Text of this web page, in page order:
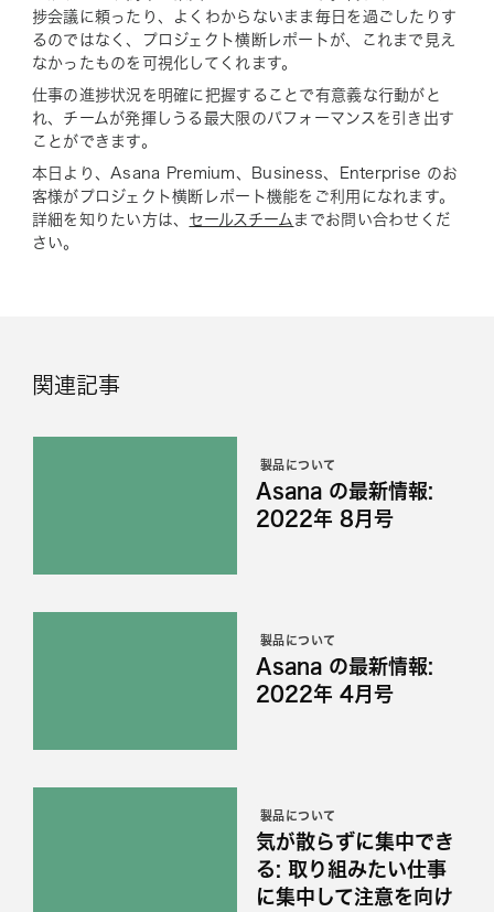
捗会議に頼ったり、よくわからないまま毎日を過ごしたりす
るのではなく、プロジェクト横断レポートが、これまで見え
なかったものを可視化してくれます。
仕事の進捗状況を明確に把握することで有意義な行動がと
れ、チームが発揮しうる最大限のパフォーマンスを引き出す
ことができます。
本日より、Asana Premium、Business、Enterprise のお
客様がプロジェクト横断レポート機能をご利用になれます。
詳細を知りたい方は、 セールスチーム までお問い合わせくだ
さい。
関連記事
製品について
Asana の最新情報:
2022年 8月号
製品について
Asana の最新情報:
2022年 4月号
製品について
気が散らずに集中でき
る: 取り組みたい仕事
に集中して注意を向け